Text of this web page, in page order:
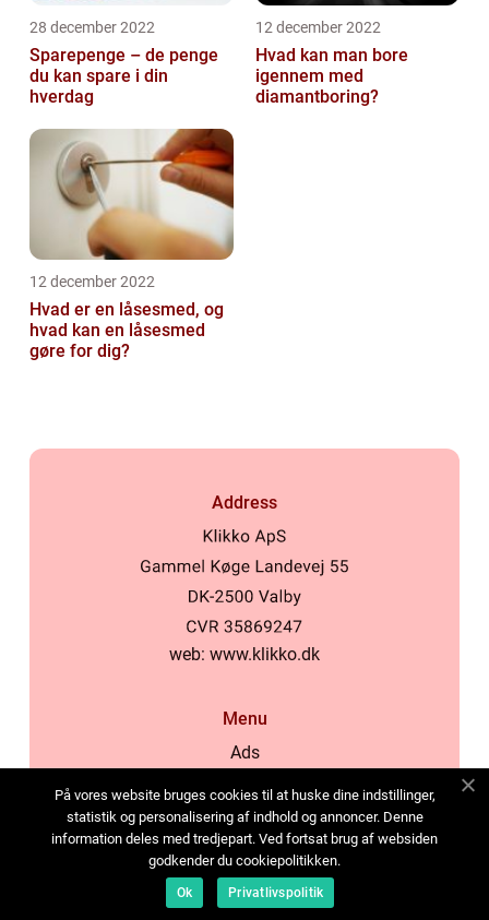
28 december 2022
Sparepenge – de penge
du kan spare i din
hverdag
12 december 2022
Hvad kan man bore
igennem med
diamantboring?
12 december 2022
Hvad er en låsesmed, og
hvad kan en låsesmed
gøre for dig?
Address
web: www.klikko.dk
Menu
Ads
Cookies
Contact
Sitemap
På vores website bruges cookies til at huske dine indstillinger,
statistik og personalisering af indhold og annoncer. Denne
information deles med tredjepart. Ved fortsat brug af websiden
godkender du cookiepolitikken.
Ok Privatlivspolitik